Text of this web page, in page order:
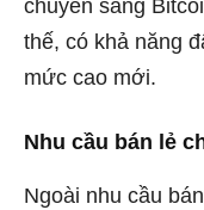
chuyển sang
thế, có khả năng
mức cao mới.
Nhu cầu bán lẻ
Ngoài nhu cầu